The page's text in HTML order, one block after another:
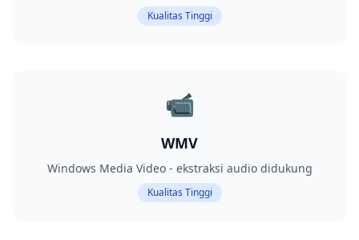
Kualitas Tinggi
📹
WMV
Windows Media Video - ekstraksi audio didukung
Kualitas Tinggi